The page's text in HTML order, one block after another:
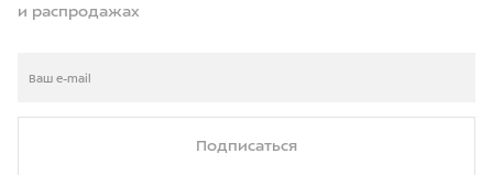
и распродажах
Подписаться